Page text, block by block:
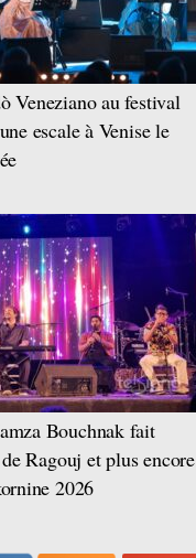
Veneziano au festival
escale à Venise le
Bouchnak fait
Ragouj et plus encore
2026